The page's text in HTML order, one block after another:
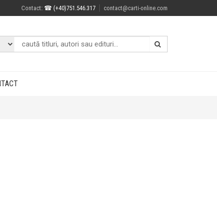
Contact: ☎ (+40)751.546.317 contact@carti-online.com